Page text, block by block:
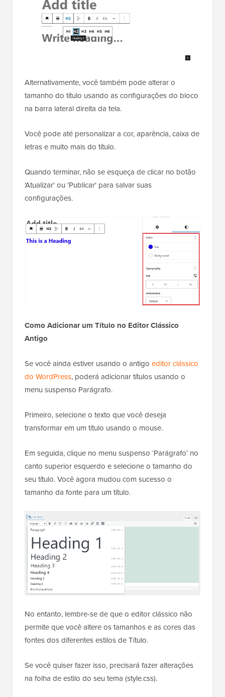
Alternativamente, você também pode alterar o
tamanho do título usando as configurações do bloco
na barra lateral direita da tela.
Você pode até personalizar a cor, aparência, caixa de
letras e muito mais do título.
Quando terminar, não se esqueça de clicar no botão
'Atualizar' ou 'Publicar' para salvar suas
configurações.
Como Adicionar um Título no Editor Clássico
Antigo
Se você ainda estiver usando o antigo editor clássico
do WordPress, poderá adicionar títulos usando o
menu suspenso Parágrafo.
Primeiro, selecione o texto que você deseja
transformar em um título usando o mouse.
Em seguida, clique no menu suspenso ‘Parágrafo’ no
canto superior esquerdo e selecione o tamanho do
seu título. Você agora mudou com sucesso o
tamanho da fonte para um título.
No entanto, lembre-se de que o editor clássico não
permite que você altere os tamanhos e as cores das
fontes dos diferentes estilos de Título.
Se você quiser fazer isso, precisará fazer alterações
na folha de estilo do seu tema (style.css).